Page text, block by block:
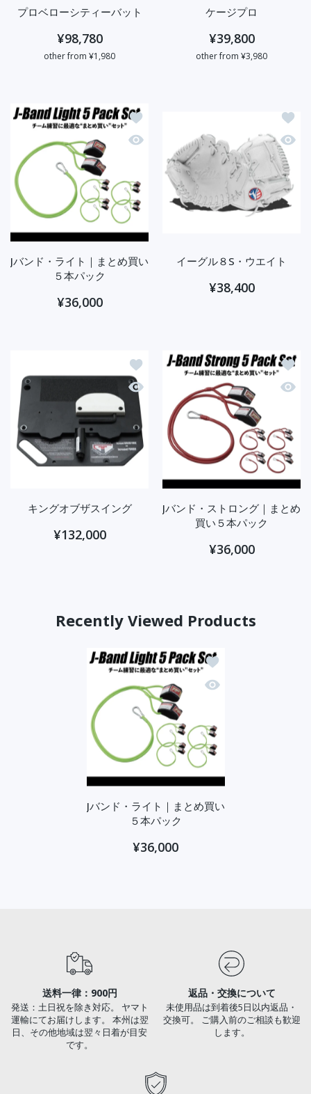
プロベローシティーバット
¥98,780
other from ¥1,980
ケージプロ
¥39,800
other from ¥3,980
ほしい物リストに追加する Jバンド・
クイックビュー Jバンド・ライト｜ま
Jバンド・ライト｜まとめ買い
５本パック
¥36,000
ほし
クイ
イーグル８S・ウエイト
¥38,400
ほしい物リストに追加する キングオ
クイックビュー キングオブザスイング
キングオブザスイング
¥132,000
ほし
クイ
Jバンド・ストロング｜まとめ
買い５本パック
¥36,000
Recently Viewed Products
ほしい物リストに追
クイックビュー Jバン
Jバンド・ライト｜まとめ買い
５本パック
¥36,000
送料一律：900円
発送：土日祝を除き対応。 ヤマト
運輸にてお届けします。 本州は翌
日、その他地域は翌々日着が目安
です。
返品・交換について
未使用品は到着後5日以内返品・
交換可。 ご購入前のご相談も歓迎
します。